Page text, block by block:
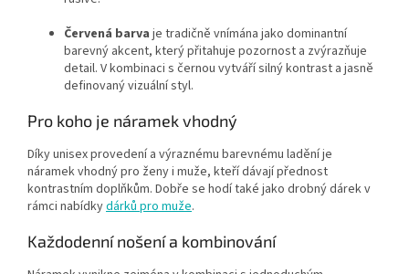
Červená barva je tradičně vnímána jako dominantní
barevný akcent, který přitahuje pozornost a zvýrazňuje
detail. V kombinaci s černou vytváří silný kontrast a jasně
definovaný vizuální styl.
Pro koho je náramek vhodný
Díky unisex provedení a výraznému barevnému ladění je
náramek vhodný pro ženy i muže, kteří dávají přednost
kontrastním doplňkům. Dobře se hodí také jako drobný dárek v
rámci nabídkydárků pro muže.
Každodenní nošení a kombinování